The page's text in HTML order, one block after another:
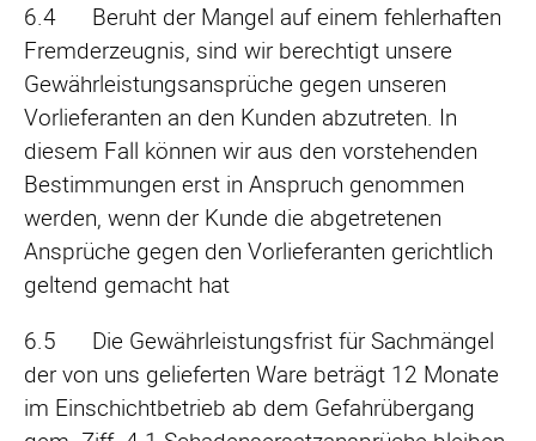
6.4 Beruht der Mangel auf einem fehlerhaften
Fremderzeugnis, sind wir berechtigt unsere
Gewährleistungsansprüche gegen unseren
Vorlieferanten an den Kunden abzutreten. In
diesem Fall können wir aus den vorstehenden
Bestimmungen erst in Anspruch genommen
werden, wenn der Kunde die abgetretenen
Ansprüche gegen den Vorlieferanten gerichtlich
geltend gemacht hat
6.5 Die Gewährleistungsfrist für Sachmängel
der von uns gelieferten Ware beträgt 12 Monate
im Einschichtbetrieb ab dem Gefahrübergang